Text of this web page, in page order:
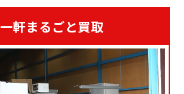
一軒まるごと買取